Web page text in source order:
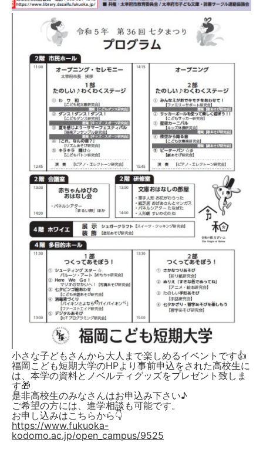
小さな子どもさんから大人まで楽しめるイベントです👍
福岡こども短期大学のHPより事前申込をされた高校生に
は、本学の資料とノベルティグッズをプレゼント致しま
す🎁
是非高校生のみなさんはお申込み下さい♪
ご希望の方には、進学相談も可能です。
お申し込みはこちらから👇
https://www.fukuoka-
kodomo.ac.jp/open_campus/9525